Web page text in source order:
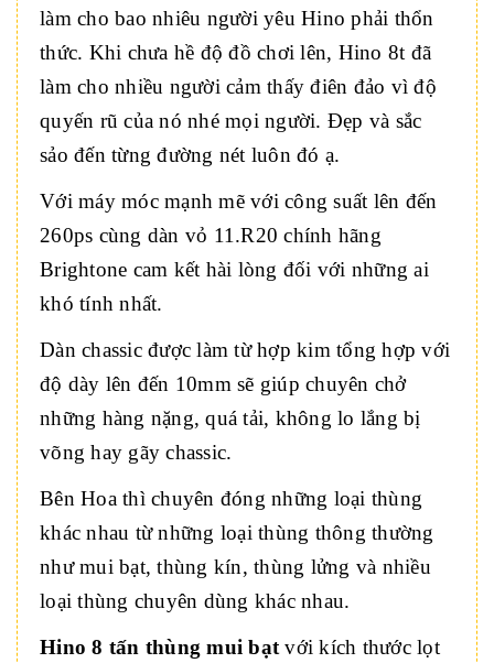
làm cho bao nhiêu người yêu Hino phải thổn
thức. Khi chưa hề độ đồ chơi lên, Hino 8t đã
làm cho nhiều người cảm thấy điên đảo vì độ
quyến rũ của nó nhé mọi người. Đẹp và sắc
sảo đến từng đường nét luôn đó ạ.
Với máy móc mạnh mẽ với công suất lên đến
260ps cùng dàn vỏ 11.R20 chính hãng
Brightone cam kết hài lòng đối với những ai
khó tính nhất.
Dàn chassic được làm từ hợp kim tổng hợp với
độ dày lên đến 10mm sẽ giúp chuyên chở
những hàng nặng, quá tải, không lo lắng bị
võng hay gãy chassic.
Bên Hoa thì chuyên đóng những loại thùng
khác nhau từ những loại thùng thông thường
như mui bạt, thùng kín, thùng lửng và nhiều
loại thùng chuyên dùng khác nhau.
Hino 8 tấn thùng mui bạtvới kích thước lọt